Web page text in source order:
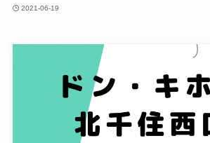
2021-06-19